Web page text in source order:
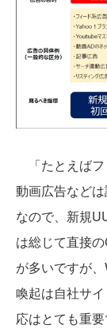
「たとえばフ
動画広告など
なので、新規
は総じて直接
が多いですが
喚起は自社サ
応はとても重